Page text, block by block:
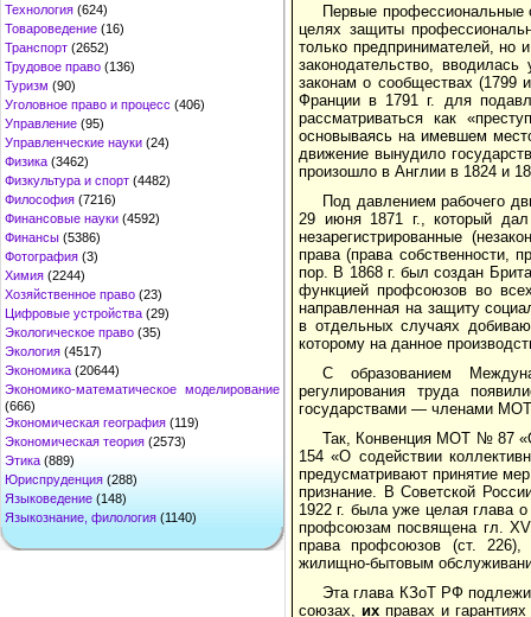
Технология (624)
Товароведение (16)
Транспорт (2652)
Трудовое право (136)
Туризм (90)
Уголовное право и процесс (406)
Управление (95)
Управленческие науки (24)
Физика (3462)
Физкультура и спорт (4482)
Философия (7216)
Финансовые науки (4592)
Финансы (5386)
Фотография (3)
Химия (2244)
Хозяйственное право (23)
Цифровые устройства (29)
Экологическое право (35)
Экология (4517)
Экономика (20644)
Экономико-математическое моделирование
(666)
Экономическая география (119)
Экономическая теория (2573)
Этика (889)
Юриспруденция (288)
Языковедение (148)
Языкознание, филология (1140)
Первые
целях защиты
только предпринимателей, но
зако­нодательство,
законам о сообществах (1799
Франции в 1791 г. для
рассматриваться как
основываясь на имевшем
движение вынудило
произошло в Англии в 1824 и
Под давлением рабочего
29 июня 1871 г., который
незарегистрированные
права (права собственности,
пор. В 1868 г. был создан
функцией профсоюзов во
направленная на защиту
в отдельных случаях
которому на данное
С образованием
регулирования труда
государствами — членами
Так, Конвенция МОТ № 87
154 «О содействии
предусматривают принятие
призна­ние. В Советской
1922 г. была уже целая глава
профсоюзам посвящена гл.
права проф­союзов (ст. 226),
жилищно-бытовым
Эта глава КЗоТ РФ
союзах,
ихправах и